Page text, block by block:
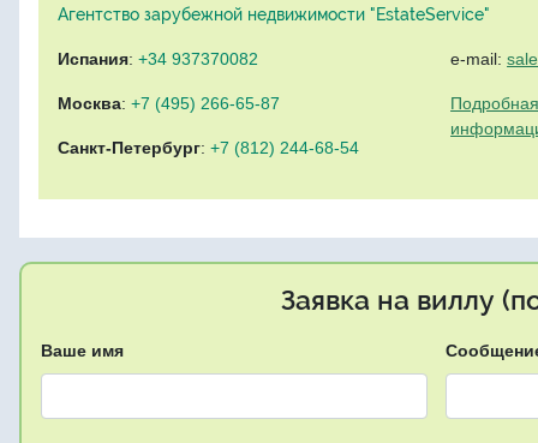
Агентство зарубежной недвижимости "EstateService"
Испания: +34 937370082
Москва: +7 (495) 266-65-87
Санкт-Петербург: +7 (812) 244-68-54
e-mail:
Заявка на виллу
Ваше имя